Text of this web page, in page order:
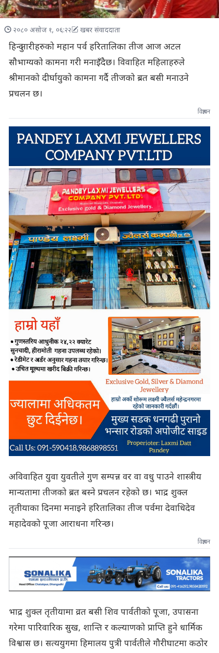
२०८० असोज १, ०६:२२ खबर संवाददाता
हिन्दु नारीहरुको महान पर्व हरितालिका तीज आज अटल
सौभाग्यको कामना गरी मनाइँदैछ। विवाहित महिलाहरुले
श्रीमानको दीर्घायुको कामना गर्दै तीजको ब्रत बसी मनाउने
प्रचलन छ।
विज्ञापन
अविवाहित युवा युवतीले गुण सम्पन्न वर वा वधु पाउने शास्त्रीय
मान्यतामा तीजको ब्रत बस्ने प्रचलन रहेको छ। भाद्र शुक्ल
तृतीयाका दिनमा मनाइने हरितालिका तीज पर्वमा देवाधिदेव
महादेवको पूजा आराधना गरिन्छ।
विज्ञापन
भाद्र शुक्ल तृतीयामा व्रत बसी शिव पार्वतीको पूजा, उपासना
गरेमा पारिवारिक सुख, शान्ति र कल्याणको प्राप्ति हुने धार्मिक
विश्वास छ। सत्ययुगमा हिमालय पुत्री पार्वतीले गौरीघाटमा कठोर